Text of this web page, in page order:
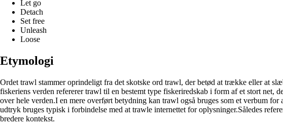
Let go
Detach
Set free
Unleash
Loose
Etymologi
Ordet trawl stammer oprindeligt fra det skotske ord trawl, der betød at trække eller at
fiskeriens verden refererer trawl til en bestemt type fiskeriredskab i form af et stort
over hele verden.I en mere overført betydning kan trawl også bruges som et verbum
udtryk bruges typisk i forbindelse med at trawle internettet for oplysninger.Således
bredere kontekst.